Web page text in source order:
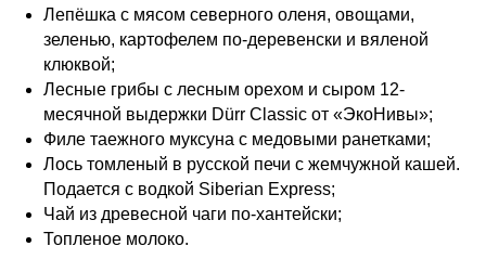
Лепёшка с мясом северного оленя, овощами,
зеленью, картофелем по-деревенски и вяленой
клюквой;
Лесные грибы с лесным орехом и сыром 12-
месячной выдержки Dürr Classic от «ЭкоНивы»;
Филе таежного муксуна с медовыми ранетками;
Лось томленый в русской печи с жемчужной кашей.
Подается с водкой Siberian Express;
Чай из древесной чаги по-хантейски;
Топленое молоко.